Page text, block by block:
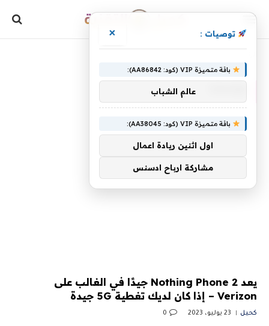
يعد Nothing Phone 2 جيدًا في الغالب على
Verizon – إذا كان لديك تغطية 5G جيدة
كحيل 23 يوليو، 2023 0
توصيات : ×
باقة متميزة VIP (كود: AA86842):
عالم الشباب
باقة متميزة VIP (كود: AA38045):
اول اثنين ريادة اعمال
مشاركة ارباح ادسنس